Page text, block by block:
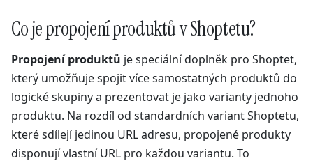
Co je propojení produktů v Shoptetu?
Propojení produktů je speciální doplněk pro Shoptet,
který umožňuje spojit více samostatných produktů do
logické skupiny a prezentovat je jako varianty jednoho
produktu. Na rozdíl od standardních variant Shoptetu,
které sdílejí jedinou URL adresu, propojené produkty
disponují vlastní URL pro každou variantu. To